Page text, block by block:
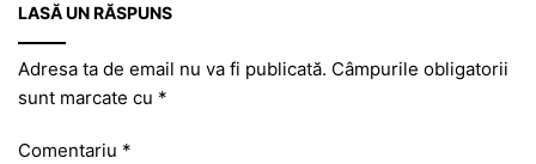
LASĂ UN RĂSPUNS
Adresa ta de email nu va fi publicată. Câmpurile obligatorii
sunt marcate cu *
Comentariu *